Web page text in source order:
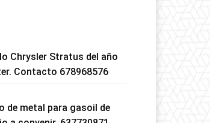
Chrysler Stratus del año
Contacto 678968576
de metal para gasoil de